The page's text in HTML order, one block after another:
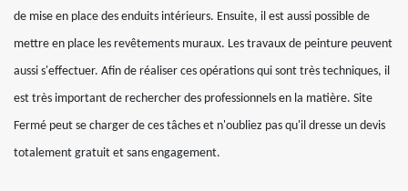
de mise en place des enduits intérieurs. Ensuite, il est aussi possible de
mettre en place les revêtements muraux. Les travaux de peinture peuvent
aussi s'effectuer. Afin de réaliser ces opérations qui sont très techniques, il
est très important de rechercher des professionnels en la matière. Site
Fermé peut se charger de ces tâches et n'oubliez pas qu'il dresse un devis
totalement gratuit et sans engagement.